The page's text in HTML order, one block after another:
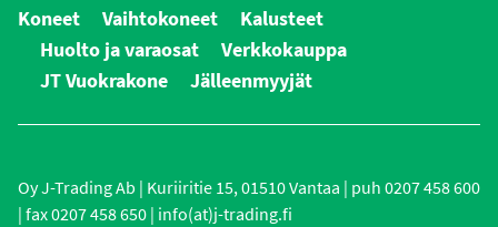
Koneet Vaihtokoneet
Kalusteet
Huolto ja varaosat
Verkkokauppa
JT Vuokrakone
Jälleenmyyjät
Oy J-Trading Ab | Kuriiritie 15, 01510 Vantaa | puh 0207 458 600
| fax 0207 458 650 | info(at)j-trading.fi